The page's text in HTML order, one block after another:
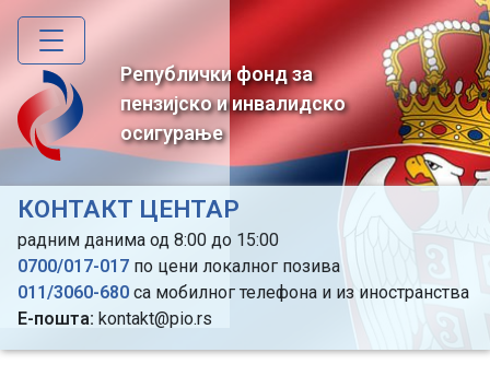
Skip
main
content
Републички фонд за
пензијско и инвалидско
осигурање
КОНТАКТ ЦЕНТАР
радним данима од 8:00 до 15:00
0700/017-017 по цени локалног позива
011/3060-680 са мобилног телефона и из иностранства
Е-пошта: kontakt@pio.rs